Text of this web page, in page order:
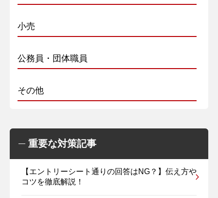
小売
公務員・団体職員
その他
重要な対策記事
【エントリーシート通りの回答はNG？】伝え方や
コツを徹底解説！